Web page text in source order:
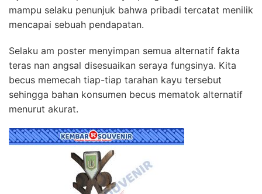
mampu selaku penunjuk bahwa pribadi tercatat menilik
mencapai sebuah pendapatan.
Selaku am poster menyimpan semua alternatif fakta
teras nan angsal disesuaikan seraya fungsinya. Kita
becus memecah tiap-tiap tarahan kayu tersebut
sehingga bahan konsumen becus mematok alternatif
menurut akurat.